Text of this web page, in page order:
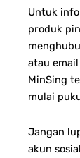
Untuk
produk
atau
MinSing
mulai
Jangan
akun